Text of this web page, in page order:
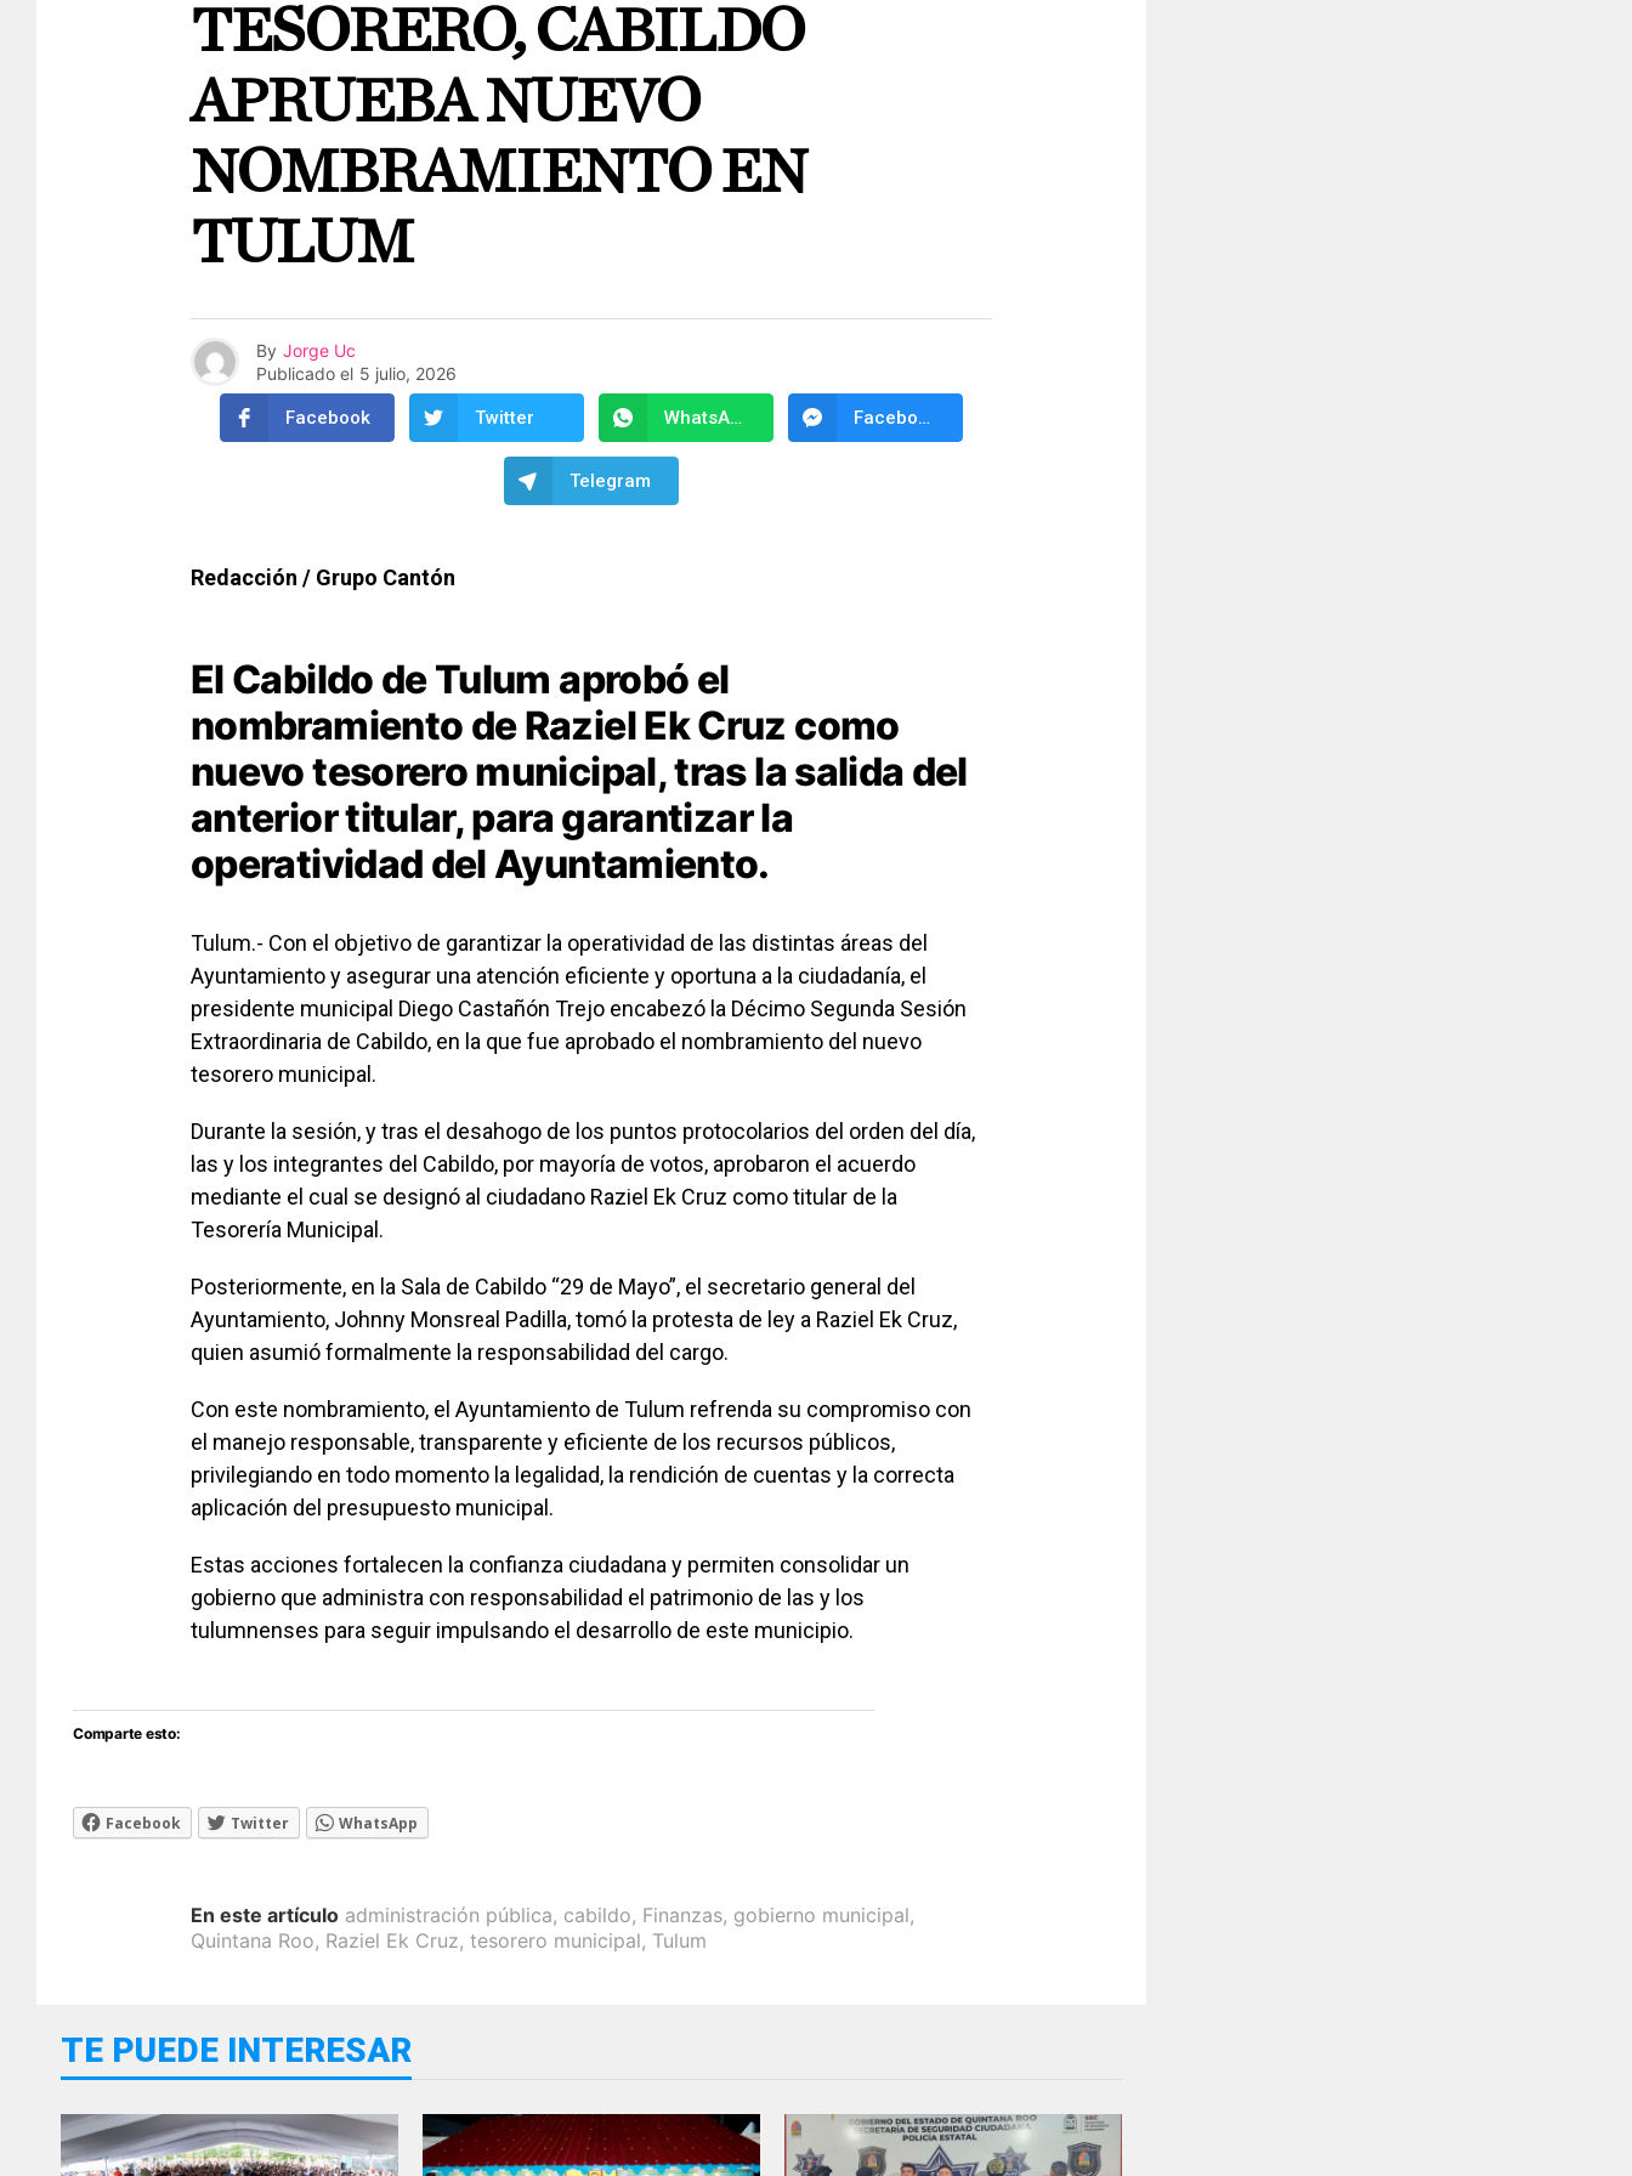
TESORERO, CABILDO
APRUEBA NUEVO
NOMBRAMIENTO EN
TULUM
By Jorge Uc
Publicado el 5 julio, 2026
Facebook Twitter WhatsApp Facebook Messenger
Telegram
Redacción / Grupo Cantón
El Cabildo de Tulum aprobó el
nombramiento de Raziel Ek Cruz como
nuevo tesorero municipal, tras la salida del
anterior titular, para garantizar la
operatividad del Ayuntamiento.
Tulum.- Con el objetivo de garantizar la operatividad de las distintas áreas del
Ayuntamiento y asegurar una atención eficiente y oportuna a la ciudadanía, el
presidente municipal Diego Castañón Trejo encabezó la Décimo Segunda Sesión
Extraordinaria de Cabildo, en la que fue aprobado el nombramiento del nuevo
tesorero municipal.
Durante la sesión, y tras el desahogo de los puntos protocolarios del orden del día,
las y los integrantes del Cabildo, por mayoría de votos, aprobaron el acuerdo
mediante el cual se designó al ciudadano Raziel Ek Cruz como titular de la
Tesorería Municipal.
Posteriormente, en la Sala de Cabildo “29 de Mayo”, el secretario general del
Ayuntamiento, Johnny Monsreal Padilla, tomó la protesta de ley a Raziel Ek Cruz,
quien asumió formalmente la responsabilidad del cargo.
Con este nombramiento, el Ayuntamiento de Tulum refrenda su compromiso con
el manejo responsable, transparente y eficiente de los recursos públicos,
privilegiando en todo momento la legalidad, la rendición de cuentas y la correcta
aplicación del presupuesto municipal.
Estas acciones fortalecen la confianza ciudadana y permiten consolidar un
gobierno que administra con responsabilidad el patrimonio de las y los
tulumnenses para seguir impulsando el desarrollo de este municipio.
Comparte esto:
Facebook Twitter WhatsApp
En este artículo administración pública, cabildo, Finanzas, gobierno municipal,
Quintana Roo, Raziel Ek Cruz, tesorero municipal, Tulum
TE PUEDE INTERESAR